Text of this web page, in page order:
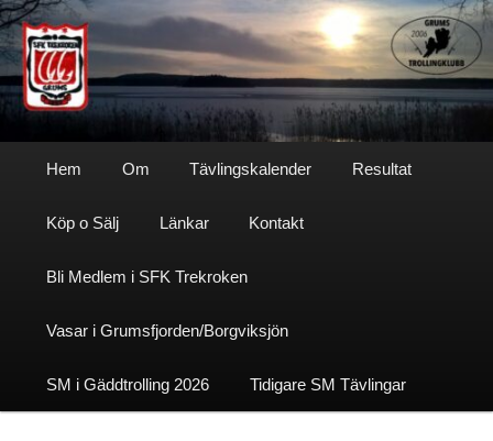
Hoppa
till
primärt
innehållSfktrekroken
Hem Om Tävlingskalender Resultat
Köp o Sälj Länkar Kontakt
Bli Medlem i SFK Trekroken
Vasar i Grumsfjorden/Borgviksjön
SM i Gäddtrolling 2026 Tidigare SM Tävlingar